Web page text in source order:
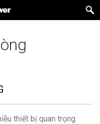
thiết bị quan trọng